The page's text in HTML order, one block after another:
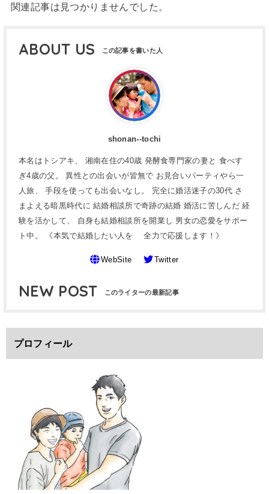
関連記事は見つかりませんでした。
ABOUT US
shonan--tochi
本名はトシアキ、 湘南在住の40歳 発酵食専門家の妻と 食べす
ぎ4歳の父。 異性との出会いが皆無で お見合いパーティやら一
人旅、 手段を使っても出会いなし。 完全に婚活迷子の30代 さ
まよえる暗黒時代に 結婚相談所で奇跡の結婚 婚活に苦しんだ 経
験を活かして、 自身も結婚相談所を開業し 男女の恋愛をサポー
ト中。 《本気で結婚したい人を 全力で応援します！》
WebSite Twitter
NEW POST
プロフィール